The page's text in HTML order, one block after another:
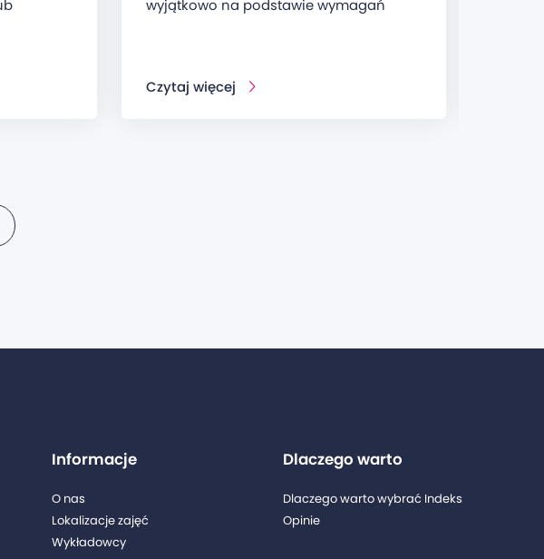
wyjątkowo na podstawie wymagań
Czytaj więcej
Informacje
O nas
Lokalizacje zajęć
Wykładowcy
Dlaczego warto
Dlaczego warto wybrać Indeks
Opinie